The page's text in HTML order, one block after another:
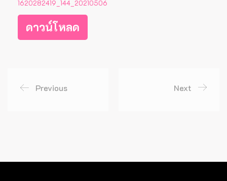
1620282419_144_20210506
ดาวน์โหลด
Previous Next